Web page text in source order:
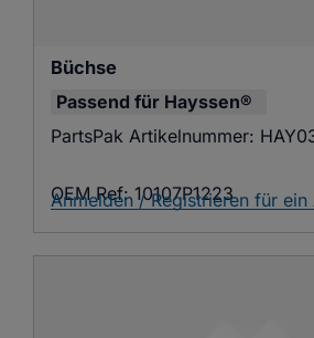
Büchse
Passend für Hayssen®
PartsPak Artikelnummer:
OEM Ref: 10107P1223
Anmelden / Registrieren für ein